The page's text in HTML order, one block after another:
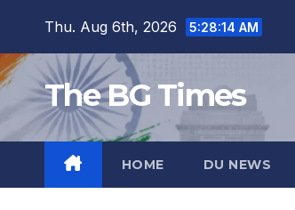
content
Thu. Aug 6th, 2026 5:28:15 AM
The BG Times
HOME DU NEWS